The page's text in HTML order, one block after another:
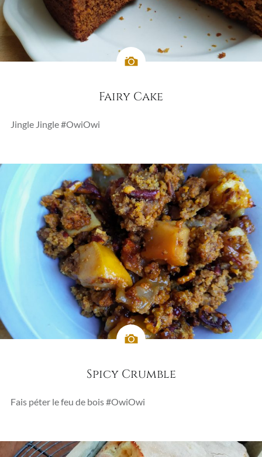
Fairy Cake
Jingle Jingle #OwiOwi
Spicy Crumble
Fais péter le feu de bois #OwiOwi